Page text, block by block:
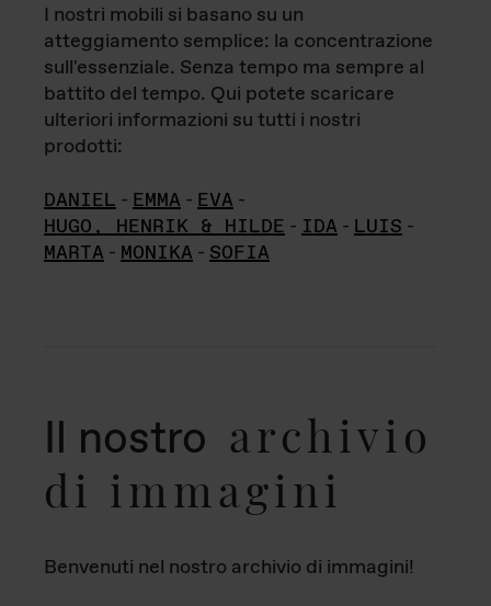
I nostri mobili si basano su un
atteggiamento semplice: la concentrazione
sull'essenziale. Senza tempo ma sempre al
battito del tempo. Qui potete scaricare
ulteriori informazioni su tutti i nostri
prodotti:
DANIEL - EMMA - EVA -
HUGO, HENRIK & HILDE - IDA - LUIS -
MARTA - MONIKA - SOFIA
Il nostro archivio
di immagini
Benvenuti nel nostro archivio di immagini!